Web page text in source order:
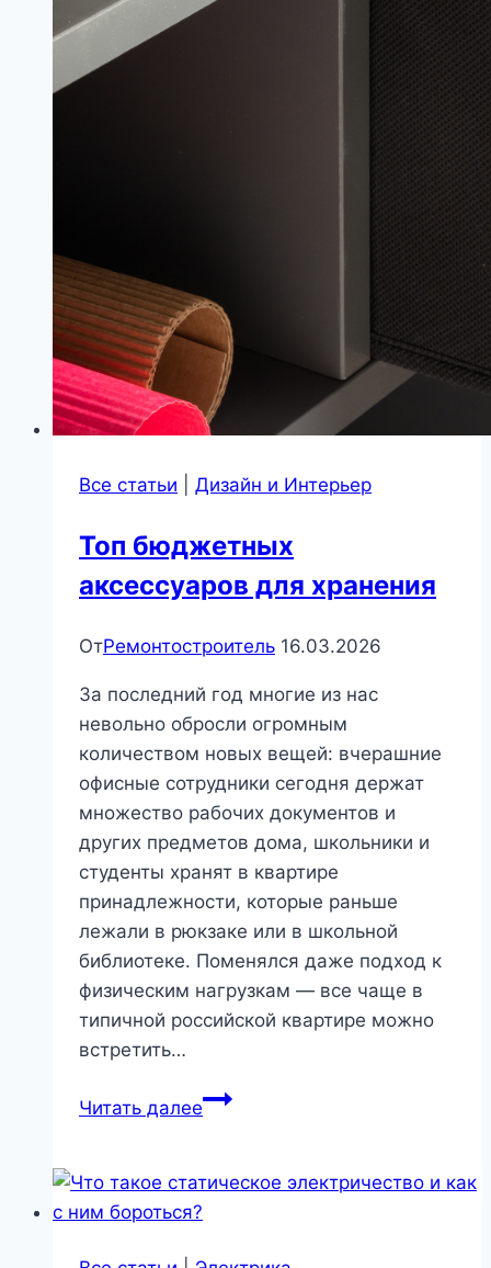
Все статьи Дизайн и Интерьер
Топ бюджетных
аксессуаров для хранения
ОтРемонтостроитель 16.03.2026
За последний год многие из нас
невольно обросли огромным
количеством новых вещей: вчерашние
офисные сотрудники сегодня держат
множество рабочих документов и
других предметов дома, школьники и
студенты хранят в квартире
принадлежности, которые раньше
лежали в рюкзаке или в школьной
библиотеке. Поменялся даже подход к
физическим нагрузкам — все чаще в
типичной российской квартире можно
встретить…
Читать далееТоп
для
хранения